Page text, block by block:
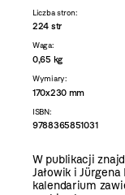
Liczba stron:
224 str
Waga:
0,65 kg
Wymiary:
170x230 mm
ISBN:
9788365851031
W publikacji
Jałowik i
kalendarium